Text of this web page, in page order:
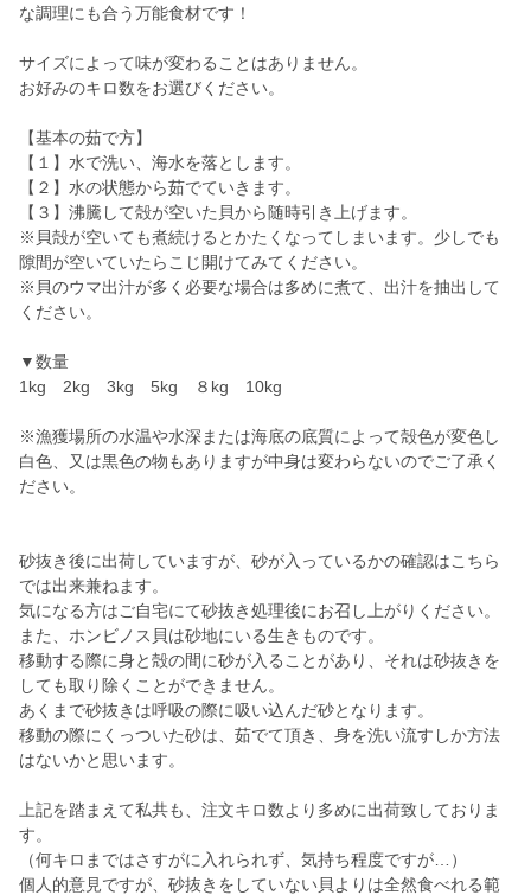
な調理にも合う万能食材です！
サイズによって味が変わることはありません。
お好みのキロ数をお選びください。
【基本の茹で方】
【１】水で洗い、海水を落とします。
【２】水の状態から茹でていきます。
【３】沸騰して殻が空いた貝から随時引き上げます。
※貝殻が空いても煮続けるとかたくなってしまいます。少しでも
隙間が空いていたらこじ開けてみてください。
※貝のウマ出汁が多く必要な場合は多めに煮て、出汁を抽出して
ください。
▼数量
1kg 2kg 3kg 5kg ８kg 10kg
※漁獲場所の水温や水深または海底の底質によって殻色が変色し
白色、又は黒色の物もありますが中身は変わらないのでご了承く
ださい。
砂抜き後に出荷していますが、砂が入っているかの確認はこちら
では出来兼ねます。
気になる方はご自宅にて砂抜き処理後にお召し上がりください。
また、ホンビノス貝は砂地にいる生きものです。
移動する際に身と殻の間に砂が入ることがあり、それは砂抜きを
しても取り除くことができません。
あくまで砂抜きは呼吸の際に吸い込んだ砂となります。
移動の際にくっついた砂は、茹でて頂き、身を洗い流すしか方法
はないかと思います。
上記を踏まえて私共も、注文キロ数より多めに出荷致しておりま
す。
（何キロまではさすがに入れられず、気持ち程度ですが…）
個人的意見ですが、砂抜きをしていない貝よりは全然食べれる範